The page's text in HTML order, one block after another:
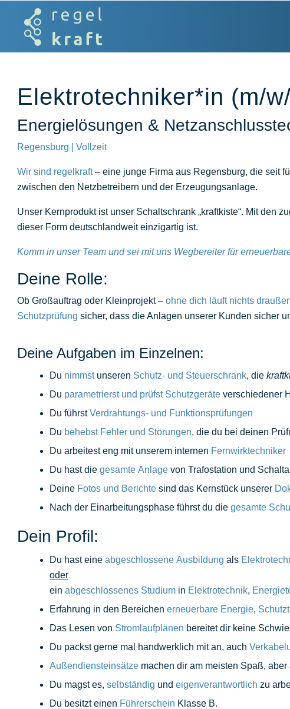
Elektrotechniker*in (m/
Energielösungen &
Regensburg | Vollzeit
Wir sind regelkraft– eine junge Firma aus Regensburg, die seit
zwischen den Netzbetreibern und der Erzeugungsanlage.
Unser Kernprodukt ist unser Schaltschrank „kraftkiste“. Mit den
dieser Form deutschlandweit einzigartig ist.
Komm in unser Team und sei mit uns Wegbereiter für
Deine Rolle:
Ob Großauftrag oder Kleinprojekt – ohne dich läuft nichts
Schutzprüfung sicher, dass die Anlagen unserer Kunden sicher
Deine Aufgaben im Einzelnen:
Du nimmstunseren Schutz- und Steuerschrank, die
Du parametrierst und prüfst Schutzgeräte verschiedener
Du führstVerdrahtungs- und Funktionsprüfungen
Du behebst Fehler und Störungen, die du bei deinen
Du arbeitest eng mit unserem internen Fernwirktechniker
Du hast die gesamte Anlage von Trafostation und
Deine Fotos und Berichte sind das Kernstück unserer
Nach der Einarbeitungsphase führst du die gesamte
Dein Profil:
Du hast eine abgeschlossene Ausbildung als
oder
ein abgeschlossenes Studium in Elektrotechnik,
Erfahrung in den Bereichen erneuerbare Energie,
Das Lesen von Stromlaufplänen bereitet dir keine
Du packst gerne mal handwerklich mit an, auch
Außendiensteinsätze machen dir am meisten Spaß,
Du magst es, selbständig und eigenverantwortlich zu
Du besitzt einen Führerschein Klasse B.